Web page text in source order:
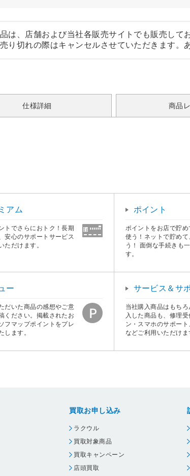
は、店舗および当社各販売サイトでも販売して
り切れの際はキャンセルさせていただきます。
仕様詳細 商品
アム
トでさらにおトク！長期
安心のサポートサービス
ただけます。
ポイント
ポイントをお店で貯
使う！ネットで貯めて
う！ 面倒な手続きも
す。
ー
だいた商品の感想やご意
ください。掲載されたお
フマップポイントをプレ
します。
サービス＆サ
当社購入商品はもち
入した商品も、修理受
ン・スマホのサポー
などご利用いただけま
買取お申し込み
ラクウル
買取対象商品
買取キャンペーン
店頭買取